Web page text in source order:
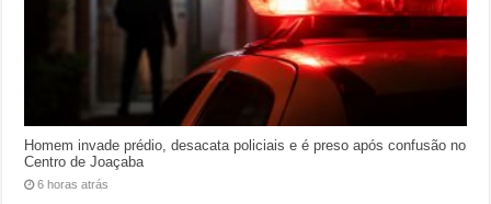
Homem invade prédio, desacata policiais e é preso após confusão no
Centro de Joaçaba
6 horas atrás